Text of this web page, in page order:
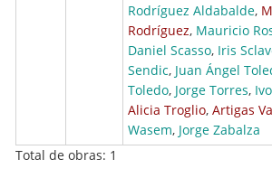
Rodríguez Aldabalde,
Rodríguez, Mauricio
Daniel Scasso, Iris
Sendic, Juan Ángel
Toledo, Jorge Torres,
Alicia Troglio, Artigas
Wasem, Jorge Zabalza
Total de obras: 1